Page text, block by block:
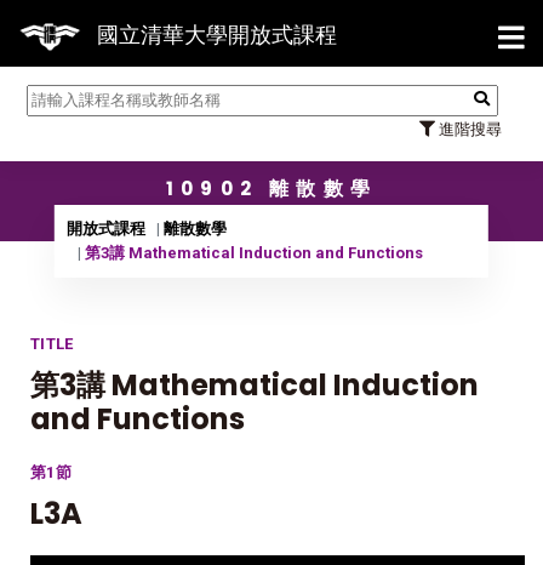
國立清華大學開放式課程
進階搜尋
【7/
10902 離散數學
開放式課程
離散數學
第3講 Mathematical Induction and Functions
TITLE
第3講 Mathematical Induction
and Functions
第1節
L3A